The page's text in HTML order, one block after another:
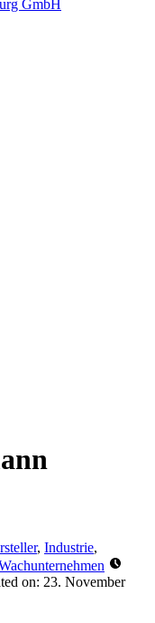
GmbH
, Industrie,
on: 23. November